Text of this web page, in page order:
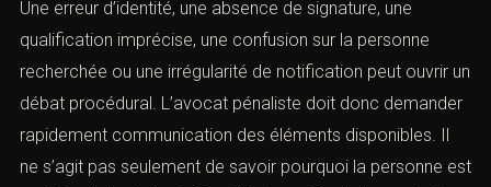
CES MENTIONS SONT ESSENTIELLES.
Une erreur d’identité, une absence de signature, une
qualification imprécise, une confusion sur la personne
recherchée ou une irrégularité de notification peut ouvrir
un débat procédural. L’avocat pénaliste doit donc